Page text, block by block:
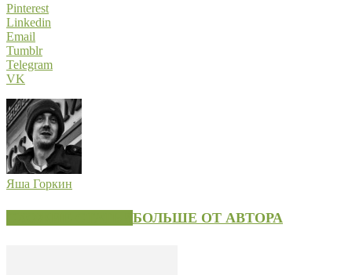
Pinterest
Linkedin
Email
Tumblr
Telegram
VK
Яша Горкин
БОЛЬШЕ ОТ АВТОРА